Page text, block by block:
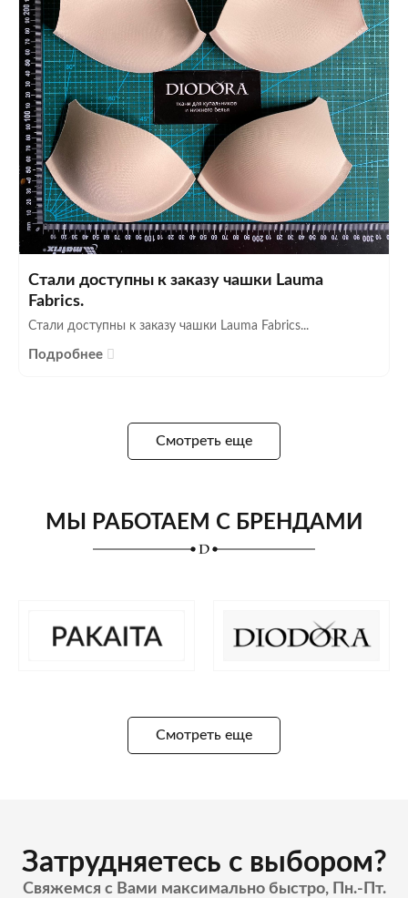
Стали доступны к заказу чашки Lauma
Fabrics.
Стали доступны к заказу чашки Lauma Fabrics...
Подробнее
Смотреть еще
МЫ РАБОТАЕМ С БРЕНДАМИ
Смотреть еще
Затрудняетесь с выбором?
Свяжемся с Вами максимально быстро, Пн.-Пт.